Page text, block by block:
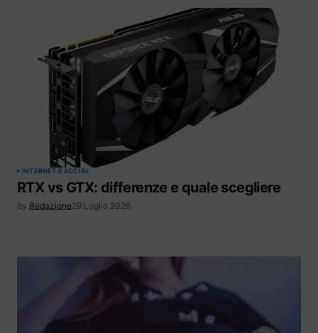
INTERNET E SOCIAL
RTX vs GTX: differenze e quale scegliere
by Redazione29 Luglio 2026